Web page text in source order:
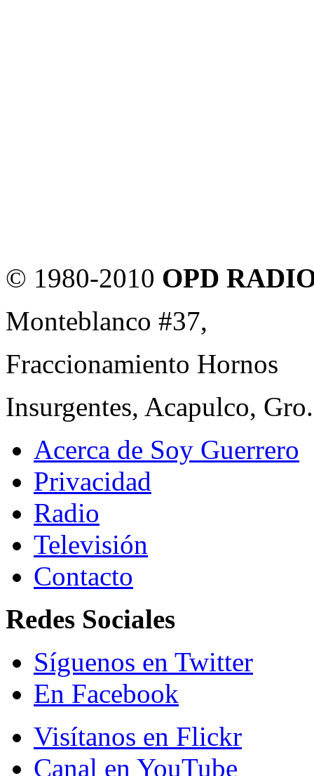
© 1980-2010 OPD
Monteblanco #37,
Fraccionamiento Hornos
Insurgentes, Acapulco,
Acerca de Soy Guerrero
Privacidad
Radio
Televisión
Contacto
Redes Sociales
Síguenos en Twitter
En Facebook
Visítanos en Flickr
Canal en YouTube